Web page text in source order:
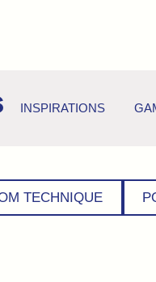
INSPIRATIONS
pour bien choisir votre
TECHNIQUE